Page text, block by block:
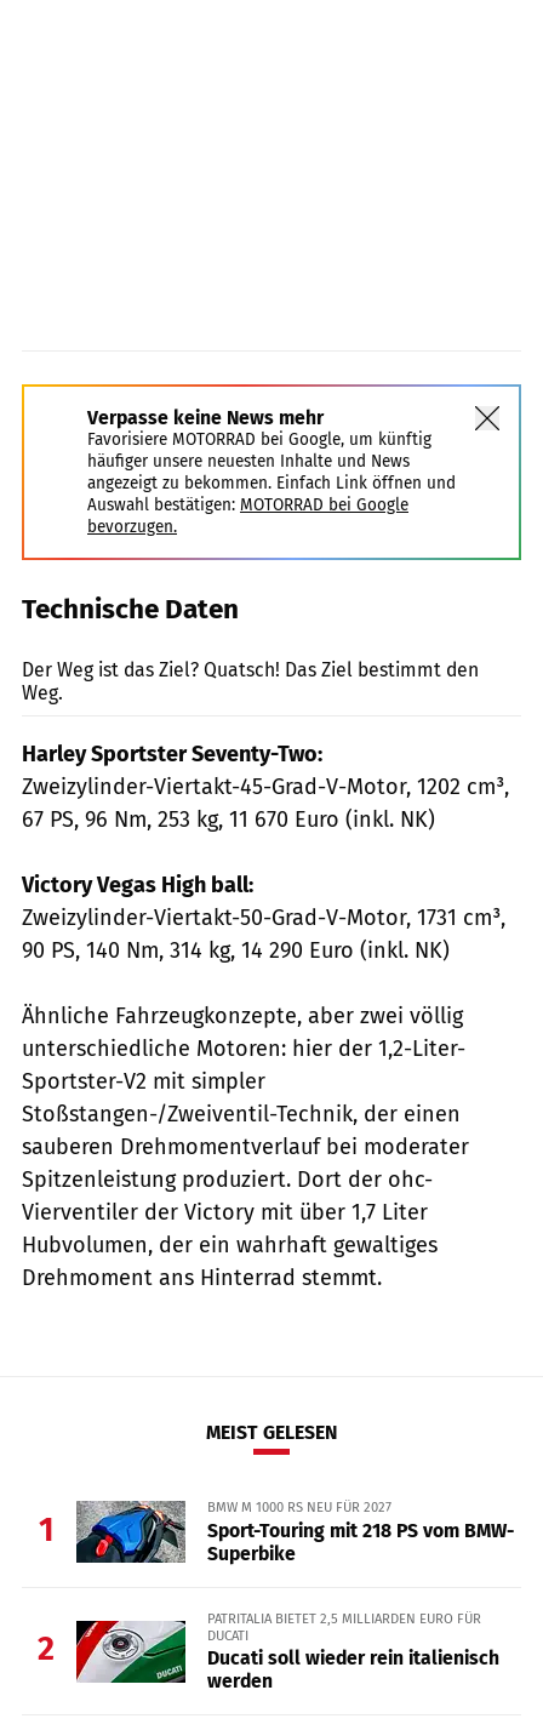
Verpasse keine News mehr
Favorisiere MOTORRAD bei Google, um künftig
häufiger unsere neuesten Inhalte und News
angezeigt zu bekommen. Einfach Link öffnen und
Auswahl bestätigen: MOTORRAD bei Google
bevorzugen.
Technische Daten
Der Weg ist das Ziel? Quatsch! Das Ziel bestimmt den
Weg.
Harley Sportster Seventy-Two:
Zweizylinder-Viertakt-45-Grad-V-Motor, 1202 cm³,
67 PS, 96 Nm, 253 kg, 11 670 Euro (inkl. NK)
Victory Vegas High ball:
Zweizylinder-Viertakt-50-Grad-V-Motor, 1731 cm³,
90 PS, 140 Nm, 314 kg, 14 290 Euro (inkl. NK)
Ähnliche Fahrzeugkonzepte, aber zwei völlig
unterschiedliche Motoren: hier der 1,2-Liter-
Sportster-V2 mit simpler
Stoßstangen-/Zweiventil-Technik, der einen
sauberen Drehmomentverlauf bei moderater
Spitzenleistung produziert. Dort der ohc-
Vierventiler der Victory mit über 1,7 Liter
Hubvolumen, der ein wahrhaft gewaltiges
Drehmoment ans Hinterrad stemmt.
MEIST GELESEN
1
BMW M 1000 RS NEU FÜR 2027
Sport-Touring mit 218 PS vom BMW-
Superbike
2
PATRITALIA BIETET 2,5 MILLIARDEN EURO FÜR
DUCATI
Ducati soll wieder rein italienisch
werden